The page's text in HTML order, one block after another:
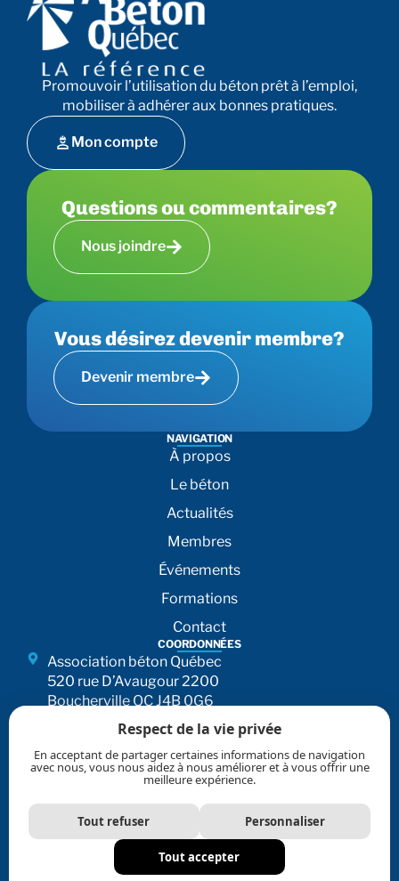
Promouvoir l’utilisation du béton prêt à l’emploi,
mobiliser à adhérer aux bonnes pratiques.
Mon compte
NAVIGATION
À propos
Le béton
Actualités
Membres
Événements
Formations
Contact
COORDONNÉES
Association béton Québec
520 rue D’Avaugour 2200
Boucherville QC J4B 0G6
450 650-0930
855 650-0930
info@betonabq.org
Questions ou commentaires?
Nous joindre
Vous désirez devenir membre?
Devenir membre
AVIS LÉGAL
CONFIDENTIALITÉ
UTILISATION DES RENSEIGNEMENTS PERSONNELS
Respect de la vie privée
En acceptant de partager certaines informations de navigation
avec nous, vous nous aidez à nous améliorer et à vous offrir une
meilleure expérience.
Tout refuser Personnaliser
Tout accepter